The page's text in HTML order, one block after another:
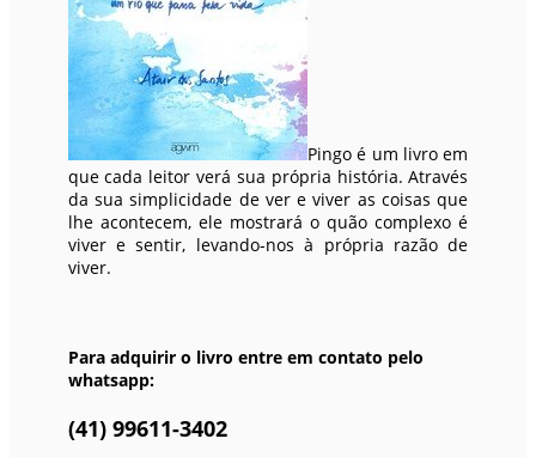
Pingo é um livro em
que cada leitor verá sua própria história. Através
da sua simplicidade de ver e viver as coisas que
lhe acontecem, ele mostrará o quão complexo é
viver e sentir, levando-nos à própria razão de
viver.
Para adquirir o livro entre em contato pelo
whatsapp:
(41) 99611-3402